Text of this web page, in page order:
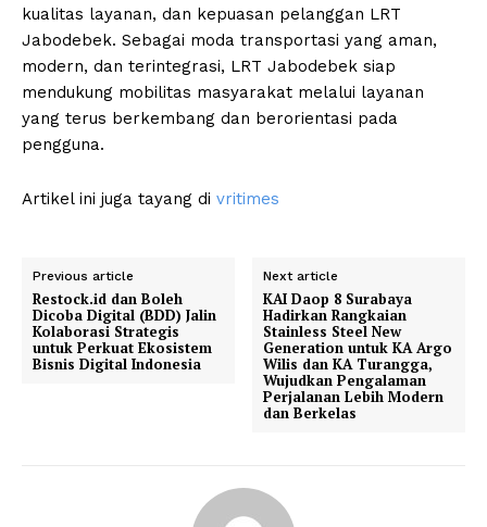
kualitas layanan, dan kepuasan pelanggan LRT
Jabodebek. Sebagai moda transportasi yang aman,
modern, dan terintegrasi, LRT Jabodebek siap
mendukung mobilitas masyarakat melalui layanan
yang terus berkembang dan berorientasi pada
pengguna.
Artikel ini juga tayang di vritimes
Previous article
Restock.id dan Boleh
Dicoba Digital (BDD) Jalin
Kolaborasi Strategis
untuk Perkuat Ekosistem
Bisnis Digital Indonesia
Next article
KAI Daop 8 Surabaya
Hadirkan Rangkaian
Stainless Steel New
Generation untuk KA Argo
Wilis dan KA Turangga,
Wujudkan Pengalaman
Perjalanan Lebih Modern
dan Berkelas